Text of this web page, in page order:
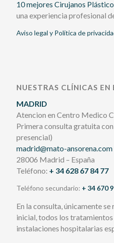
10 mejores Cirujanos
una experiencia profesional
Aviso legal y Política de
NUESTRAS CLÍNICAS EN
MADRID
Atencion en Centro Medico
Primera consulta gratuita
presencial)
madrid@mato-ansorena.com
28006 Madrid – España
Teléfono: + 34 628 67 84 77
Teléfono secundario: + 34 670
En la consulta, únicamente
inicial, todos los tratamientos
instalaciones hospitalarias